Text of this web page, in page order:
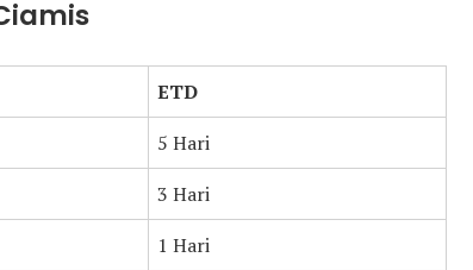
ETD
5 Hari
3 Hari
1 Hari